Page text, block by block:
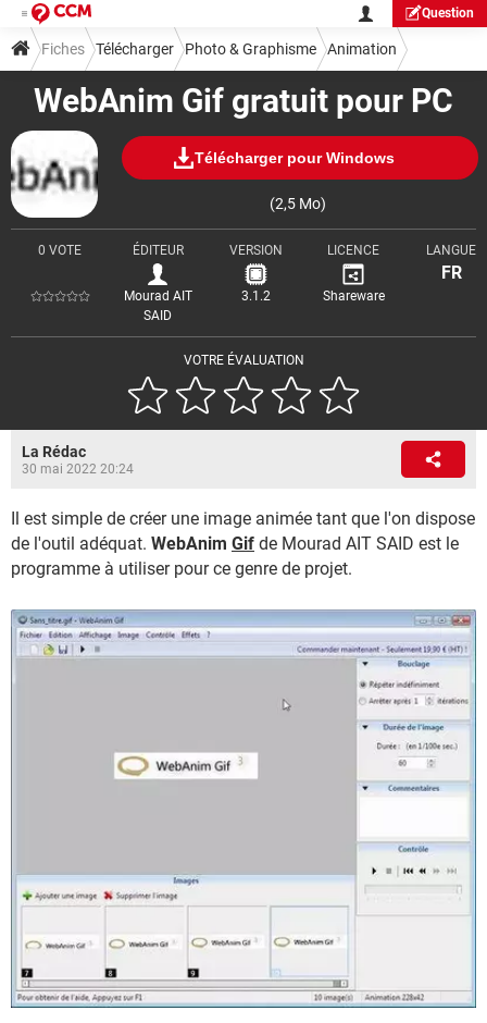
Question
WebAnim Gif gratuit pour PC
Télécharger pour Windows
(2,5 Mo)
VOTRE ÉVALUATION
0 VOTE ÉDITEUR
Mourad AIT
SAID
VERSION
3.1.2
LICENCE
Shareware
LANGUE
FR
Fiches Télécharger Photo & Graphisme Animation
La Rédac
30 mai 2022 20:24
Il est simple de créer une image animée tant que l'on dispose
de l'outil adéquat. WebAnim Gif de Mourad AIT SAID est le
programme à utiliser pour ce genre de projet.